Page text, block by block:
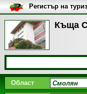
Къща
Регистър на
Област